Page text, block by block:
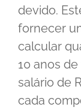
devido.
fornecer
calcular
10 anos
salário de
cada